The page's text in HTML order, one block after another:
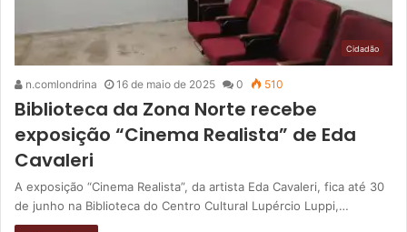
Cidadão
n.comlondrina 16 de maio de 2025 0 510
Biblioteca da Zona Norte recebe
exposição “Cinema Realista” de Eda
Cavaleri
A exposição “Cinema Realista”, da artista Eda Cavaleri, fica até 30
de junho na Biblioteca do Centro Cultural Lupércio Luppi,…